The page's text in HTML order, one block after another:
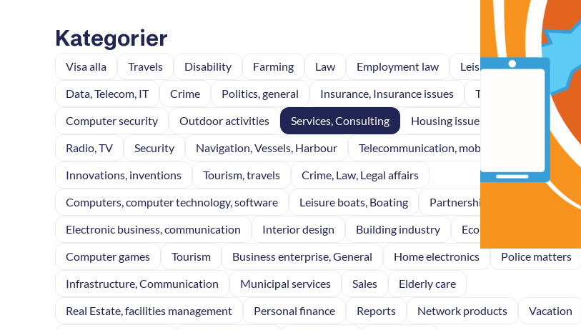
Kategorier
Visa alla Travels Disability Farming Law Employment law Leisure
Law, Justice
Data, Telecom, IT
Crime Politics, general Insurance, Insurance issues
Telecom
Computer security
Outdoor activities Services, Consulting Housing issues
Radio, TV
Security Navigation, Vessels, Harbour
Telecommunication, mobile telephony
Innovations, inventions
Tourism, travels
Crime, Law, Legal affairs
Computers, computer technology, software
Leisure boats, Boating
Partnerships, cooperations
Electronic business, communication
Interior design Building industry Economy, Finance
Computer games
Tourism Business enterprise, General Home electronics
Police matters
Infrastructure, Communication
Municipal services Sales
Elderly care
Real Estate, facilities management
Personal finance Reports Network products
Vacation